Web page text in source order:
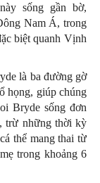
sống gần bờ,
Nam Á, trong
biệt quanh Vịnh
là ba đường gờ
họng, giúp chúng
Bryde sống đơn
trừ những thời kỳ
thể mang thai từ
trong khoảng 6